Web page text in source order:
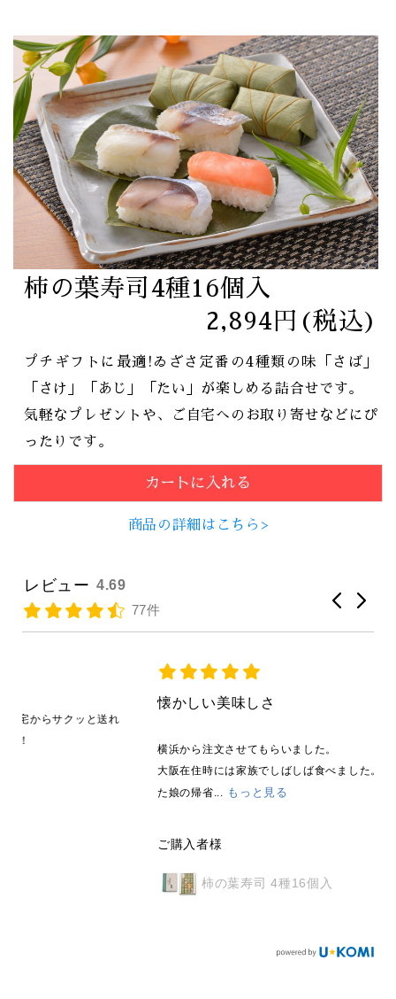
柿の葉寿司4種16個入
2,894円(税込)
プチギフトに最適!ゐざさ定番の4種類の味「さば」
「さけ」「あじ」「たい」が楽しめる詰合せです。
気軽なプレゼントや、ご自宅へのお取り寄せなどにぴ
ったりです。
商品の詳細はこちら>
レビュー 4.69
77件
懐かしい美味しさ
横浜から注文させてもらいました。
大阪在住時には家族でしばしば食べました。当時、小学生だっ
もっと見る
柿の葉寿司 4種16個入